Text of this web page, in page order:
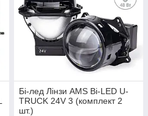
Бі-лед Лінзи AMS Bi-LED U-
TRUCK 24V 3 (комплект 2
шт.)